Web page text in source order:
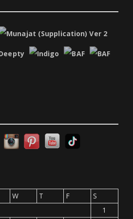
W T F
S
1